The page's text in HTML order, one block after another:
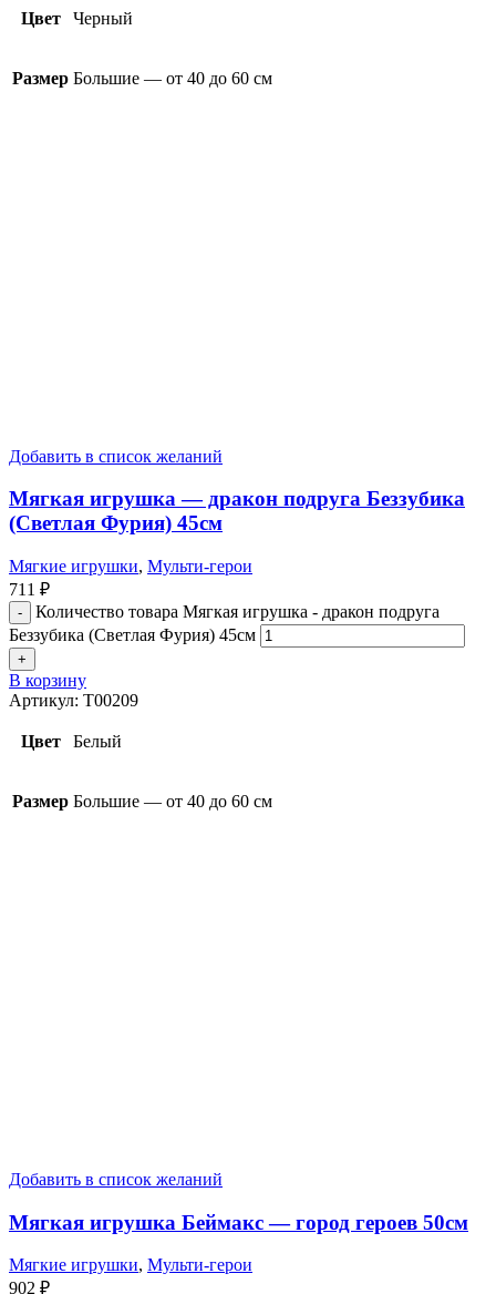
Цвет Черный
Размер Большие — от 40 до 60 см
Добавить в список желаний
Мягкая игрушка — дракон подруга Беззубика
(Светлая Фурия) 45см
Мягкие игрушки, Мульти-герои
711 ₽
Количество товара Мягкая игрушка - дракон подруга
Беззубика (Светлая Фурия) 45см
В корзину
Артикул: T00209
Цвет Белый
Размер Большие — от 40 до 60 см
Добавить в список желаний
Мягкая игрушка Беймакс — город героев 50см
Мягкие игрушки, Мульти-герои
902 ₽